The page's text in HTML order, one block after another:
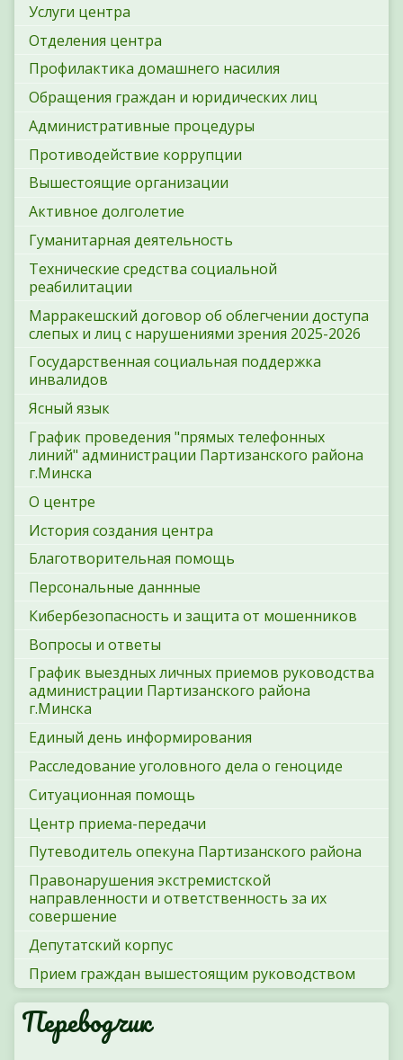
Услуги центра
Отделения центра
Профилактика домашнего насилия
Обращения граждан и юридических лиц
Административные процедуры
Противодействие коррупции
Вышестоящие организации
Активное долголетие
Гуманитарная деятельность
Технические средства социальной
реабилитации
Марракешский договор об облегчении доступа
слепых и лиц с нарушениями зрения 2025-2026
Государственная социальная поддержка
инвалидов
Ясный язык
График проведения "прямых телефонных
линий" администрации Партизанского района
г.Минска
О центре
История создания центра
Благотворительная помощь
Персональные даннные
Кибербезопасность и защита от мошенников
Вопросы и ответы
График выездных личных приемов руководства
администрации Партизанского района
г.Минска
Единый день информирования
Расследование уголовного дела о геноциде
Ситуационная помощь
Центр приема-передачи
Путеводитель опекуна Партизанского района
Правонарушения экстремистской
направленности и ответственность за их
совершение
Депутатский корпус
Прием граждан вышестоящим руководством
Переводчик